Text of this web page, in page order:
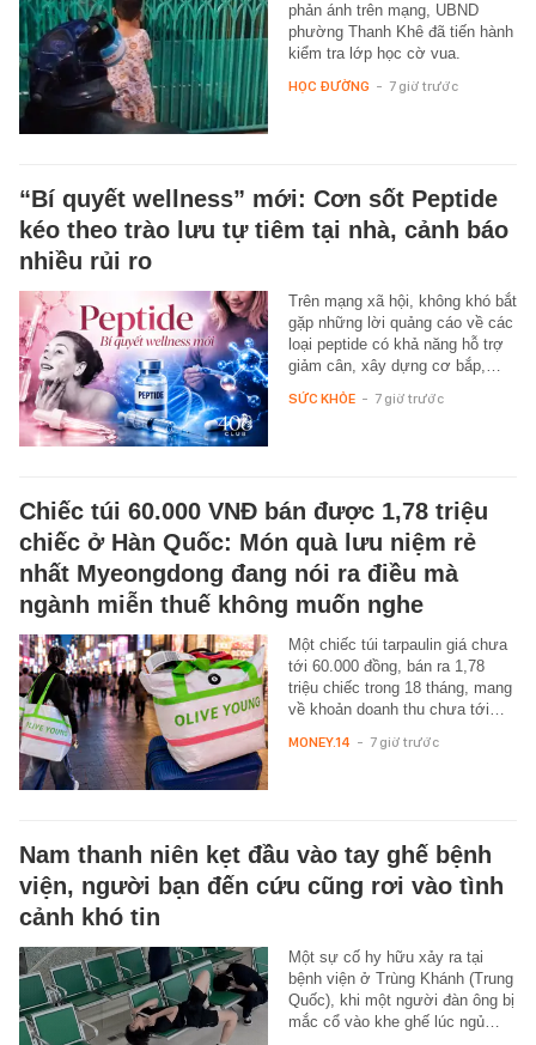
phản ánh trên mạng, UBND
phường Thanh Khê đã tiến hành
kiểm tra lớp học cờ vua.
HỌC ĐƯỜNG - 7 giờ trước
“Bí quyết wellness” mới: Cơn sốt Peptide
kéo theo trào lưu tự tiêm tại nhà, cảnh báo
nhiều rủi ro
Trên mạng xã hội, không khó bắt
gặp những lời quảng cáo về các
loại peptide có khả năng hỗ trợ
giảm cân, xây dựng cơ bắp,…
SỨC KHỎE - 7 giờ trước
Chiếc túi 60.000 VNĐ bán được 1,78 triệu
chiếc ở Hàn Quốc: Món quà lưu niệm rẻ
nhất Myeongdong đang nói ra điều mà
ngành miễn thuế không muốn nghe
Một chiếc túi tarpaulin giá chưa
tới 60.000 đồng, bán ra 1,78
triệu chiếc trong 18 tháng, mang
về khoản doanh thu chưa tới…
MONEY.14 - 7 giờ trước
Nam thanh niên kẹt đầu vào tay ghế bệnh
viện, người bạn đến cứu cũng rơi vào tình
cảnh khó tin
Một sự cố hy hữu xảy ra tại
bệnh viện ở Trùng Khánh (Trung
Quốc), khi một người đàn ông bị
mắc cổ vào khe ghế lúc ngủ…